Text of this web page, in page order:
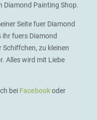
Diamond Painting Shop.
Seite fuer Diamond
fuers Diamond
zu kleinen
Alles wird mit Liebe
bei Facebookoder